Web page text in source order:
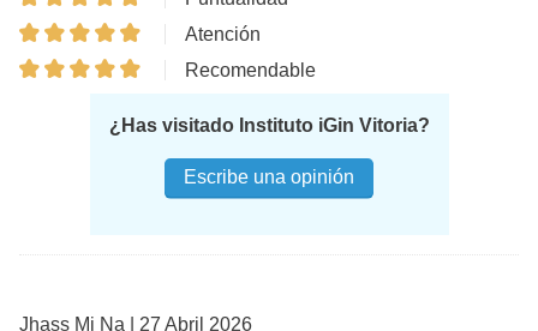
Atención
Recomendable
¿Has visitado Instituto iGin Vitoria?
Escribe una opinión
Jhass Mi Na | 27 Abril 2026